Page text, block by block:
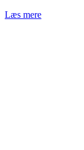
Læs mere